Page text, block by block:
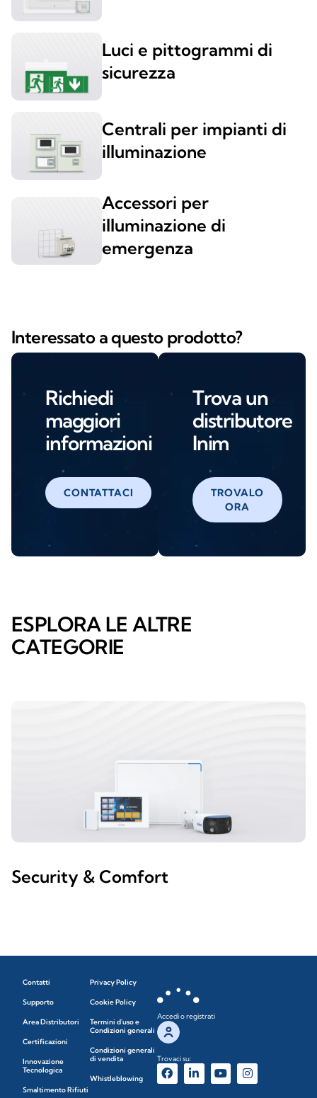
Luci e pittogrammi di
sicurezza
Centrali per impianti di
illuminazione
Accessori per
illuminazione di
emergenza
Interessato a questo prodotto?
Richiedi
maggiori
informazioni
CONTATTACI
Trova un
distributore
Inim
TROVALO
ORA
ESPLORA LE ALTRE
CATEGORIE
Security & Comfort
Contatti
Supporto
Area Distributori
Certificazioni
Innovazione
Tecnologica
Smaltimento Rifiuti
Privacy Policy
Cookie Policy
Termini d'uso e
Condizioni generali
Condizioni generali
di vendita
Whistleblowing
Accedi o registrati
Trovaci su: